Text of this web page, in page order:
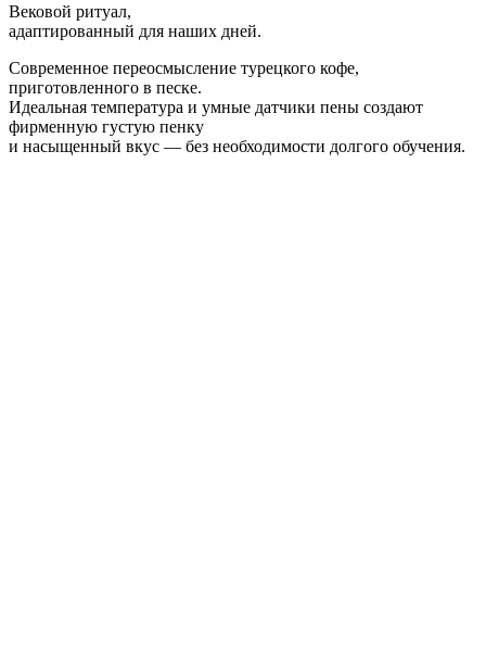
Вековой ритуал,
адаптированный для наших дней.
Современное переосмысление турецкого кофе,
приготовленного в песке.
Идеальная температура и умные датчики пены создают
фирменную густую пенку
и насыщенный вкус — без необходимости долгого обучения.